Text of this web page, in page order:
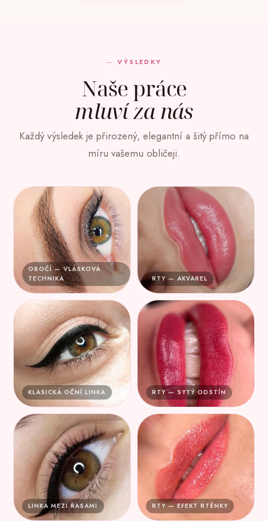
VÝSLEDKY
Naše práce
mluví za nás
Každý výsledek je přirozený, elegantní a šitý přímo na
míru vašemu obličeji.
OBOČÍ — VLÁSKOVÁ
TECHNIKA
RTY — AKVAREL
KLASICKÁ OČNÍ LINKA RTY — SYTÝ ODSTÍN
LINKA MEZI ŘASAMI RTY — EFEKT RTĚNKY